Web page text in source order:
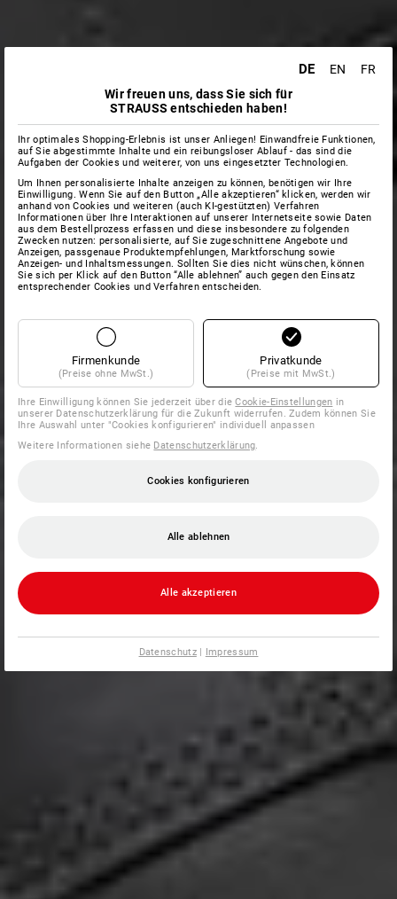
DE EN
FR
Wir freuen uns, dass Sie sich für
STRAUSS entschieden haben!
Ihr optimales Shopping-Erlebnis ist unser Anliegen! Einwandfreie Funktionen,
auf Sie abgestimmte Inhalte und ein reibungsloser Ablauf - das sind die
Aufgaben der Cookies und weiterer, von uns eingesetzter Technologien.
Um Ihnen personalisierte Inhalte anzeigen zu können, benötigen wir Ihre
Einwilligung. Wenn Sie auf den Button „Alle akzeptieren“ klicken, werden wir
anhand von Cookies und weiteren (auch KI-gestützten) Verfahren
Informationen über Ihre Interaktionen auf unserer Internetseite sowie Daten
aus dem Bestellprozess erfassen und diese insbesondere zu folgenden
Zwecken nutzen: personalisierte, auf Sie zugeschnittene Angebote und
Anzeigen, passgenaue Produktempfehlungen, Marktforschung sowie
Anzeigen- und Inhaltsmessungen. Sollten Sie dies nicht wünschen, können
Sie sich per Klick auf den Button “Alle ablehnen” auch gegen den Einsatz
entsprechender Cookies und Verfahren entscheiden.
Firmenkunde
(Preise ohne MwSt.)
Privatkunde
(Preise mit MwSt.)
Ihre Einwilligung können Sie jederzeit über dieCookie-Einstellungen in
unserer Datenschutzerklärung für die Zukunft widerrufen. Zudem können Sie
Ihre Auswahl unter "Cookies konfigurieren" individuell anpassen
Weitere Informationen siehe Datenschutzerklärung.
Cookies konfigurieren
Alle ablehnen
Alle akzeptieren
Datenschutz| Impressum